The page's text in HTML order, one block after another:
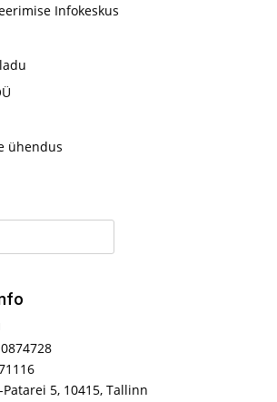
Infokeskus
ühendus
5, 10415, Tallinn